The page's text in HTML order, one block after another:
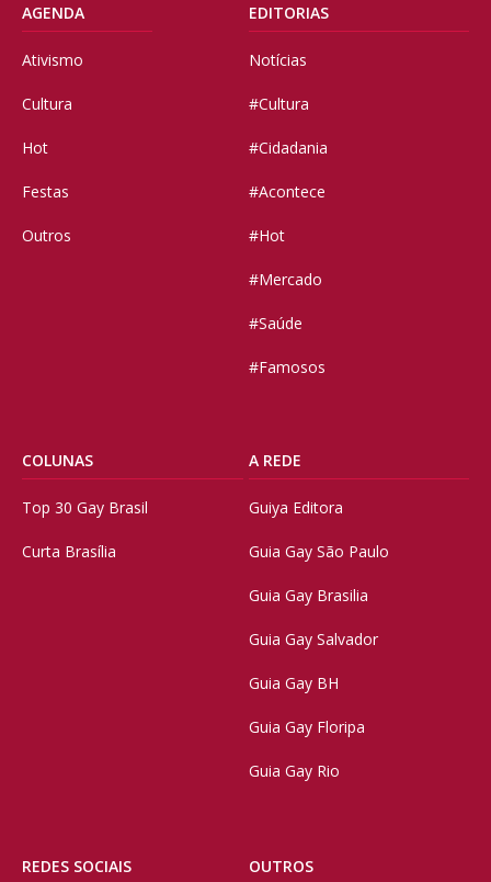
AGENDA
Ativismo
Cultura
Hot
Festas
Outros
EDITORIAS
Notícias
#Cultura
#Cidadania
#Acontece
#Hot
#Mercado
#Saúde
#Famosos
COLUNAS
Top 30 Gay Brasil
Curta Brasília
A REDE
Guiya Editora
Guia Gay São Paulo
Guia Gay Brasilia
Guia Gay Salvador
Guia Gay BH
Guia Gay Floripa
Guia Gay Rio
REDES SOCIAIS OUTROS